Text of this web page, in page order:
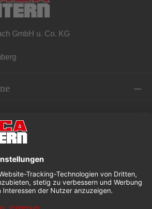
GmbH u. Co. KG
exkl. gesetzl. Mehrwertsteuer